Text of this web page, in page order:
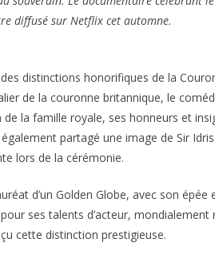
diffusé sur Netflix cet automne.
distinctions honorifiques de la
de la couronne britannique, le
la famille royale, ses honneurs et
partagé une image de Sir
lors de la cérémonie.
d’un Golden Globe, avec son
ses talents d’acteur,
cette distinction prestigieuse.